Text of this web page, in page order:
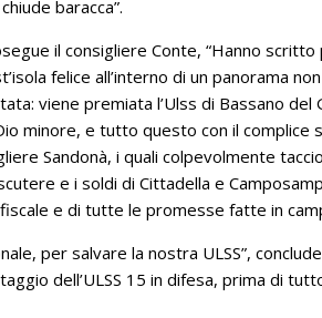
baracca”.
il consigliere Conte, “Hanno scritto
felice all’interno di un panorama
viene premiata l’Ulss di Bassano del
minore, e tutto questo con il complice
Sandonà, i quali colpevolmente
e i soldi di Cittadella e
e di tutte le promesse fatte in
per salvare la nostra ULSS”,
dell’ULSS 15 in difesa, prima di